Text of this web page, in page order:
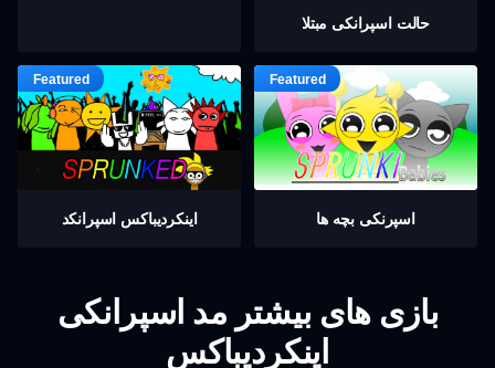
حالت اسپرانکی مبتلا
اینکردیباكس اسپرانکد اسپرنکی بچه ها
بازی های بیشتر مد اسپرانکی
اینکردیباکس